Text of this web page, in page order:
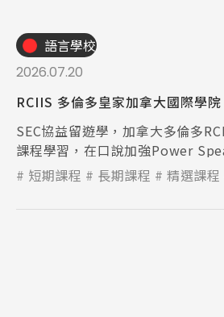
語言學校
2026.07.20
RCIIS 多倫多皇家加拿大國際學院
SEC協益留遊學，加拿大多倫多
課程學習，在口說加強Power
推薦！
短期課程 長期課程 精選課程